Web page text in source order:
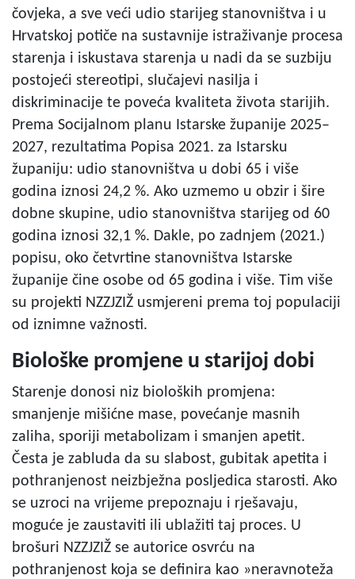
čovjeka, a sve veći udio starijeg stanovništva i u
Hrvatskoj potiče na sustavnije istraživanje procesa
starenja i iskustava starenja u nadi da se suzbiju
postojeći stereotipi, slučajevi nasilja i
diskriminacije te poveća kvaliteta života starijih.
Prema Socijalnom planu Istarske županije 2025–
2027, rezultatima Popisa 2021. za Istarsku
županiju: udio stanovništva u dobi 65 i više
godina iznosi 24,2 %. Ako uzmemo u obzir i šire
dobne skupine, udio stanovništva starijeg od 60
godina iznosi 32,1 %. Dakle, po zadnjem (2021.)
popisu, oko četvrtine stanovništva Istarske
županije čine osobe od 65 godina i više. Tim više
su projekti NZZJZIŽ usmjereni prema toj populaciji
od iznimne važnosti.
Biološke promjene u starijoj dobi
Starenje donosi niz bioloških promjena:
smanjenje mišićne mase, povećanje masnih
zaliha, sporiji metabolizam i smanjen apetit.
Česta je zabluda da su slabost, gubitak apetita i
pothranjenost neizbježna posljedica starosti. Ako
se uzroci na vrijeme prepoznaju i rješavaju,
moguće je zaustaviti ili ublažiti taj proces. U
brošuri NZZJZIŽ se autorice osvrću na
pothranjenost koja se definira kao »neravnoteža